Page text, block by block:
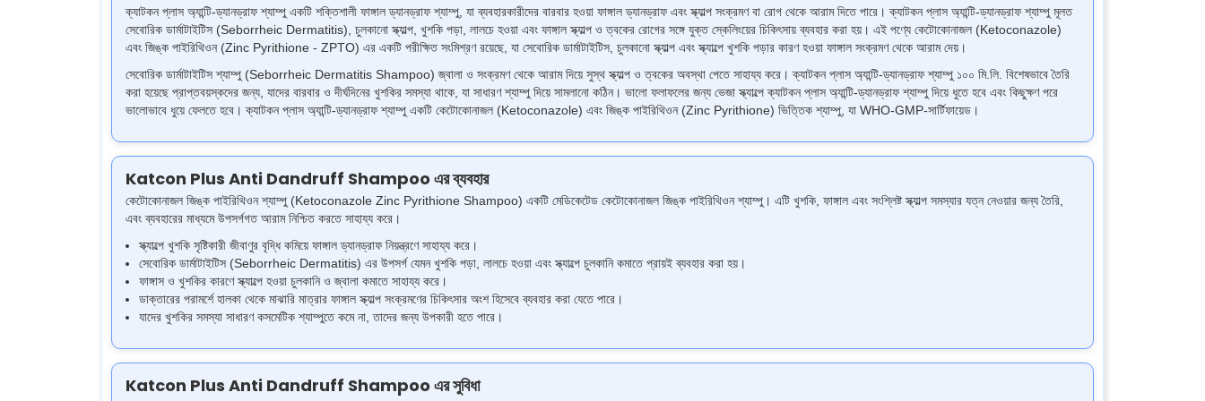
ক্যাটকন প্লাস অ্যান্টি-ড্যানড্রাফ শ্যাম্পু একটি শক্তিশালী ফাঙ্গাল ড্যানড্রাফ শ্যাম্পু, যা ব্যবহারকারীদের বারবার হওয়া ফাঙ্গাল ড্যানড্রাফ এবং স্ক্যাল্প সংক্রমণ বা রোগ থেকে আরাম দিতে পারে। ক্যাটকন প্লাস অ্যান্টি-ড্যানড্রাফ শ্যাম্পু মূলত
সেবোরিক ডার্মাটাইটিস (Seborrheic Dermatitis), চুলকানো স্ক্যাল্প, খুশকি পড়া, লালচে হওয়া এবং ফাঙ্গাল স্ক্যাল্প ও ত্বকের রোগের সঙ্গে যুক্ত স্কেলিংয়ের চিকিৎসায় ব্যবহার করা হয়। এই পণ্যে কেটোকোনাজল (Ketoconazole)
এবং জিঙ্ক পাইরিথিওন (Zinc Pyrithione - ZPTO) এর একটি পরীক্ষিত সংমিশ্রণ রয়েছে, যা সেবোরিক ডার্মাটাইটিস, চুলকানো স্ক্যাল্প এবং স্ক্যাল্পে খুশকি পড়ার কারণ হওয়া ফাঙ্গাল সংক্রমণ থেকে আরাম দেয়।
সেবোরিক ডার্মাটাইটিস শ্যাম্পু (Seborrheic Dermatitis Shampoo) জ্বালা ও সংক্রমণ থেকে আরাম দিয়ে সুস্থ স্ক্যাল্প ও ত্বকের অবস্থা পেতে সাহায্য করে। ক্যাটকন প্লাস অ্যান্টি-ড্যানড্রাফ শ্যাম্পু ১০০ মি.লি. বিশেষভাবে তৈরি
করা হয়েছে প্রাপ্তবয়স্কদের জন্য, যাদের বারবার ও দীর্ঘদিনের খুশকির সমস্যা থাকে, যা সাধারণ শ্যাম্পু দিয়ে সামলানো কঠিন। ভালো ফলাফলের জন্য ভেজা স্ক্যাল্পে ক্যাটকন প্লাস অ্যান্টি-ড্যানড্রাফ শ্যাম্পু দিয়ে ধুতে হবে এবং কিছুক্ষণ পরে
ভালোভাবে ধুয়ে ফেলতে হবে। ক্যাটকন প্লাস অ্যান্টি-ড্যানড্রাফ শ্যাম্পু একটি কেটোকোনাজল (Ketoconazole) এবং জিঙ্ক পাইরিথিওন (Zinc Pyrithione) ভিত্তিক শ্যাম্পু, যা WHO-GMP-সার্টিফায়েড।
Katcon Plus Anti Dandruff Shampoo এর ব্যবহার
কেটোকোনাজল জিঙ্ক পাইরিথিওন শ্যাম্পু (Ketoconazole Zinc Pyrithione Shampoo) একটি মেডিকেটেড কেটোকোনাজল জিঙ্ক পাইরিথিওন শ্যাম্পু। এটি খুশকি, ফাঙ্গাল এবং সংশ্লিষ্ট স্ক্যাল্প সমস্যার যত্ন নেওয়ার জন্য তৈরি,
এবং ব্যবহারের মাধ্যমে উপসর্গগত আরাম নিশ্চিত করতে সাহায্য করে।
স্ক্যাল্পে খুশকি সৃষ্টিকারী জীবাণুর বৃদ্ধি কমিয়ে ফাঙ্গাল ড্যানড্রাফ নিয়ন্ত্রণে সাহায্য করে।
সেবোরিক ডার্মাটাইটিস (Seborrheic Dermatitis) এর উপসর্গ যেমন খুশকি পড়া, লালচে হওয়া এবং স্ক্যাল্পে চুলকানি কমাতে প্রায়ই ব্যবহার করা হয়।
ফাঙ্গাস ও খুশকির কারণে স্ক্যাল্পে হওয়া চুলকানি ও জ্বালা কমাতে সাহায্য করে।
ডাক্তারের পরামর্শে হালকা থেকে মাঝারি মাত্রার ফাঙ্গাল স্ক্যাল্প সংক্রমণের চিকিৎসার অংশ হিসেবে ব্যবহার করা যেতে পারে।
যাদের খুশকির সমস্যা সাধারণ কসমেটিক শ্যাম্পুতে কমে না, তাদের জন্য উপকারী হতে পারে।
Katcon Plus Anti Dandruff Shampoo এর সুবিধা